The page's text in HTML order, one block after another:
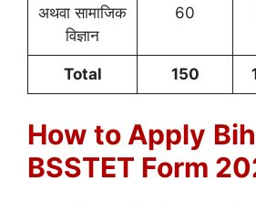
अथवा सामाजिक
विज्ञान
60
Total 150
How to Apply
BSSTET Form